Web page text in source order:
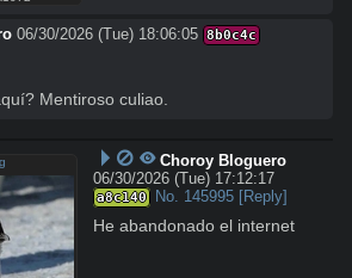
06/30/2026 (Tue) 18:06:05 8b0c4c
Mentiroso culiao.
Choroy Bloguero
06/30/2026 (Tue) 17:12:17
a8c140 No. 145995 [Reply]
He abandonado el internet